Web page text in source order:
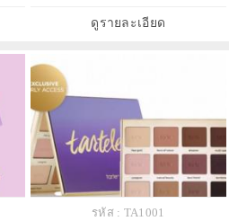
สวยให้ผิวมีมิติยาวนานตลอดวัน ด้วย
เม็ดสีติดแน่นทนนา
ดูรายละเอียด
รหัส : TA1001